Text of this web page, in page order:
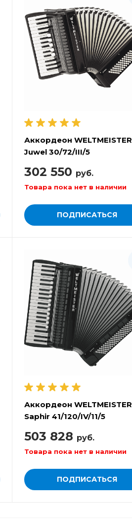
Аккордеон WELTMEISTER
Juwel 30/72/III/5
302 550 руб.
Товара пока нет в наличии
ПОДПИСАТЬСЯ
Аккордеон WELTMEISTER
Saphir 41/120/IV/11/5
503 828 руб.
Товара пока нет в наличии
ПОДПИСАТЬСЯ